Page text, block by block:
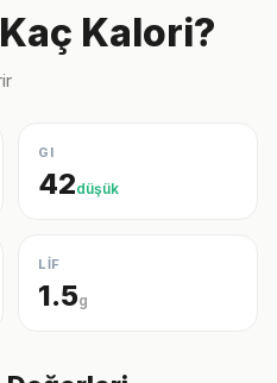
Kalori?
GI
42düşük
LİF
1.5g